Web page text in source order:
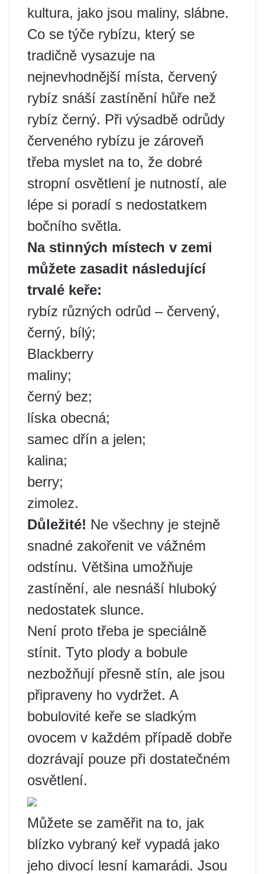
kultura, jako jsou maliny, slábne.
Co se týče rybízu, který se
tradičně vysazuje na
nejnevhodnější místa, červený
rybíz snáší zastínění hůře než
rybíz černý. Při výsadbě odrůdy
červeného rybízu je zároveň
třeba myslet na to, že dobré
stropní osvětlení je nutností, ale
lépe si poradí s nedostatkem
bočního světla.
Na stinných místech v zemi
můžete zasadit následující
trvalé keře:
rybíz různých odrůd – červený,
černý, bílý;
Blackberry
maliny;
černý bez;
líska obecná;
samec dřín a jelen;
kalina;
berry;
zimolez.
Důležité! Ne všechny je stejně
snadné zakořenit ve vážném
odstínu. Většina umožňuje
zastínění, ale nesnáší hluboký
nedostatek slunce.
Není proto třeba je speciálně
stínit. Tyto plody a bobule
nezbožňují přesně stín, ale jsou
připraveny ho vydržet. A
bobulovité keře se sladkým
ovocem v každém případě dobře
dozrávají pouze při dostatečném
osvětlení.
Můžete se zaměřit na to, jak
blízko vybraný keř vypadá jako
jeho divocí lesní kamarádi. Jsou